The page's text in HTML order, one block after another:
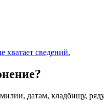
хватает сведений.
датам, кладбищу,